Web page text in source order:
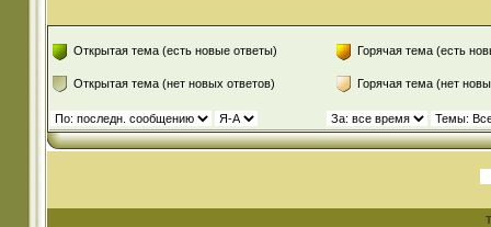
Открытая тема (есть новые ответы)
Открытая тема (нет новых ответов)
Горячая тема (есть
Горячая тема (нет